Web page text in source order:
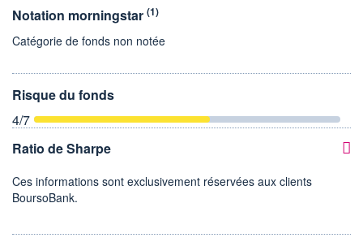
Notation morningstar (1)
Catégorie de fonds non notée
Risque du fonds
4/7
Ratio de Sharpe
Ces informations sont exclusivement réservées aux clients
BoursoBank.